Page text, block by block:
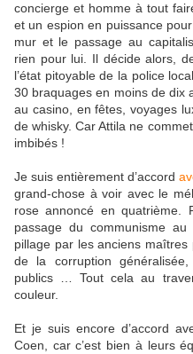
concierge et homme à tout
et un espion en puissance
mur et le passage au
rien pour lui. Il décide alors,
l’état pitoyable de la police
30 braquages en moins de dix
au casino, en fêtes, voyages
de whisky. Car Attila ne
imbibés !
Je suis entièrement d’accord
grand-chose à voir avec le
rose annoncé en quatrième.
passage du communisme
pillage par les anciens maîtres
de la corruption
publics … Tout cela au
couleur.
Et je suis encore d’accord
Coen, car c’est bien à leurs